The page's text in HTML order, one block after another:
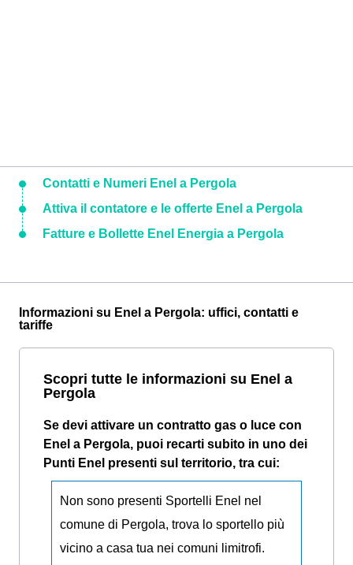
Contatti e Numeri Enel a Pergola
Attiva il contatore e le offerte Enel a Pergola
Fatture e Bollette Enel Energia a Pergola
Informazioni su Enel a Pergola: uffici, contatti e
tariffe
Scopri tutte le informazioni su Enel a
Pergola
Se devi attivare un contratto gas o luce con
Enel a Pergola, puoi recarti subito in uno dei
Punti Enel presenti sul territorio, tra cui:
Non sono presenti Sportelli Enel nel
comune di Pergola, trova lo sportello più
vicino a casa tua nei comuni limitrofi.